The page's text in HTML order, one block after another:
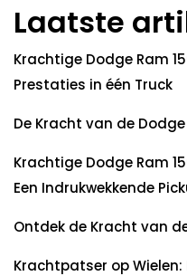
Laatste
Krachtige Dodge Ram
Prestaties in één Truck
De Kracht van de
Krachtige Dodge Ram
Een Indrukwekkende
Ontdek de Kracht van
Krachtpatser op Wielen: